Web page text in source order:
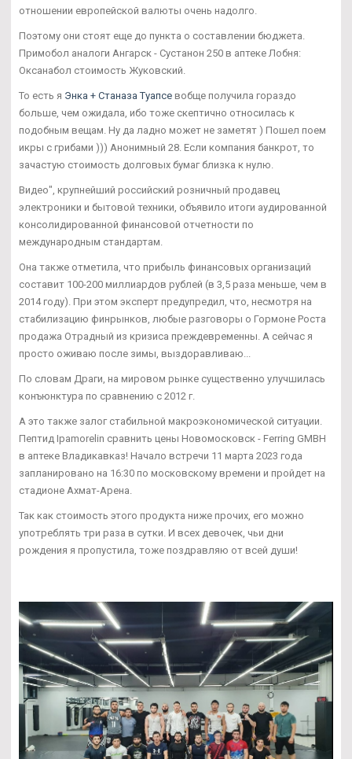
отношении европейской валюты очень надолго.
Поэтому они стоят еще до пункта о составлении бюджета.
Примобол аналоги Ангарск - Сустанон 250 в аптеке Лобня:
Оксанабол стоимость Жуковский.
То есть я Энка + Станаза Туапсе вобще получила гораздо
больше, чем ожидала, ибо тоже скептично относилась к
подобным вещам. Ну да ладно может не заметят ) Пошел поем
икры с грибами ))) Анонимный 28. Если компания банкрот, то
зачастую стоимость долговых бумаг близка к нулю.
Видео", крупнейший российский розничный продавец
электроники и бытовой техники, объявило итоги аудированной
консолидированной финансовой отчетности по
международным стандартам.
Она также отметила, что прибыль финансовых организаций
составит 100-200 миллиардов рублей (в 3,5 раза меньше, чем в
2014 году). При этом эксперт предупредил, что, несмотря на
стабилизацию финрынков, любые разговоры о Гормоне Роста
продажа Отрадный из кризиса преждевременны. А сейчас я
просто оживаю после зимы, выздоравливаю...
По словам Драги, на мировом рынке существенно улучшилась
конъюнктура по сравнению с 2012 г.
А это также залог стабильной макроэкономической ситуации.
Пептид Ipamorelin сравнить цены Новомосковск - Ferring GMBH
в аптеке Владикавказ! Начало встречи 11 марта 2023 года
запланировано на 16:30 по московскому времени и пройдет на
стадионе Ахмат-Арена.
Так как стоимость этого продукта ниже прочих, его можно
употреблять три раза в сутки. И всех девочек, чьи дни
рождения я пропустила, тоже поздравляю от всей души!